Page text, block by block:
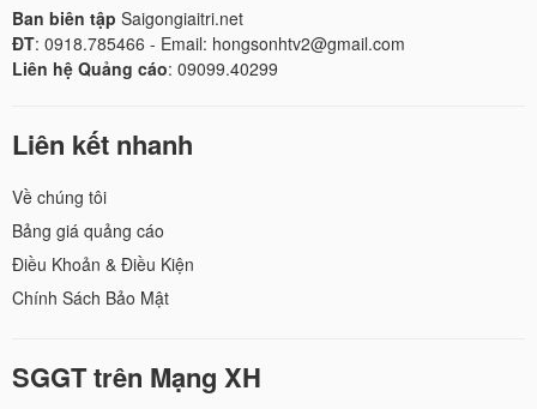
Ban biên tập Saigongiaitri.net
ĐT: 0918.785466 - Email: hongsonhtv2@gmail.com
Liên hệ Quảng cáo: 09099.40299
Liên kết nhanh
Về chúng tôi
Bảng giá quảng cáo
Điều Khoản & Điều Kiện
Chính Sách Bảo Mật
SGGT trên Mạng XH